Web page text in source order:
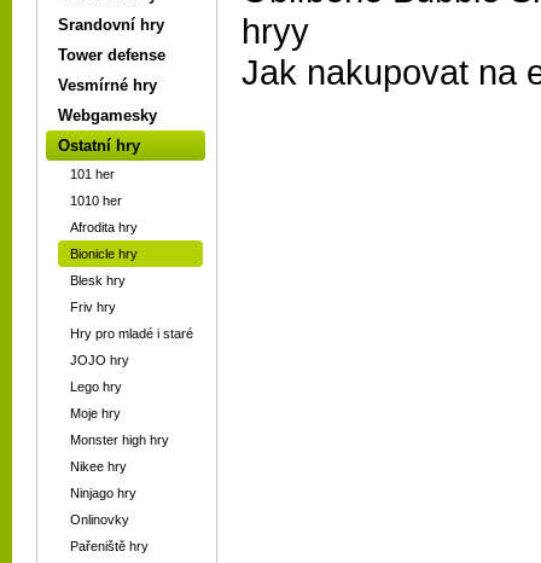
Srandovní hry
Tower defense
Vesmírné hry
Webgamesky
Ostatní hry
101 her
1010 her
Afrodita hry
Bionicle hry
Blesk hry
Friv hry
Hry pro mladé i staré
JOJO hry
Lego hry
Moje hry
Monster high hry
Nikee hry
Ninjago hry
Onlinovky
Pařeniště hry
hryy
Jak nakupovat na